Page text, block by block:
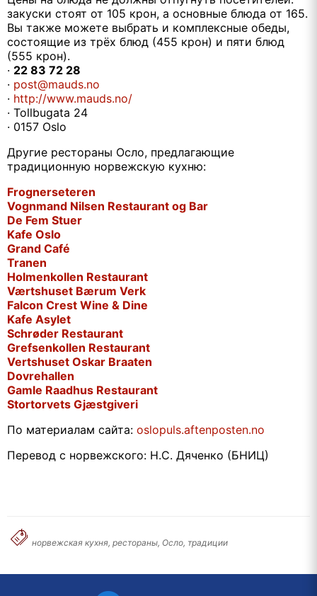
закуски стоят от 105 крон, а основные блюда от 165.
Вы также можете выбрать и комплексные обеды,
состоящие из трёх блюд (455 крон) и пяти блюд
(555 крон).
· 22 83 72 28
· post@mauds.no
· http://www.mauds.no/
· Tollbugata 24
· 0157 Oslo
Другие рестораны Осло, предлагающие
традиционную норвежскую кухню:
Frognerseteren
Vognmand Nilsen Restaurant og Bar
De Fem Stuer
Kafe Oslo
Grand Café
Tranen
Holmenkollen Restaurant
Værtshuset Bærum Verk
Falcon Crest Wine & Dine
Kafe Asylet
Schrøder Restaurant
Grefsenkollen Restaurant
Vertshuset Oskar Braaten
Dovrehallen
Gamle Raadhus Restaurant
Stortorvets Gjæstgiveri
По материалам сайта: oslopuls.aftenposten.no
Перевод с норвежского: Н.С. Дяченко (БНИЦ)
норвежская кухня, рестораны, Осло, традиции